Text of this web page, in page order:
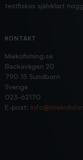
testfiskas självklart
KONTAKT
Miekofishing.se
Backavägen 20
790 15 Sundborn
Sverige
023-62170
E-post: